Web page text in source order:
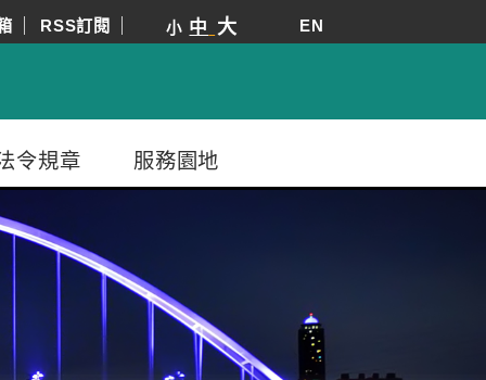
RSS訂閱 小 中 大 EN
令規章 服務園地